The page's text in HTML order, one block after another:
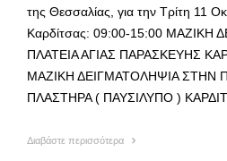
της Θεσσαλίας, για την Τρίτη 11
Καρδίτσας: 09:00-15:00 ΜΑΖΙΚΗ
ΠΛΑΤΕΙΑ ΑΓΙΑΣ ΠΑΡΑΣΚΕΥΗΣ
ΜΑΖΙΚΗ ΔΕΙΓΜΑΤΟΛΗΨΙΑ ΣΤΗΝ
ΠΛΑΣΤΗΡΑ ( ΠΑΥΣΙΛΥΠΟ )
Διαβάστε περισσότερα